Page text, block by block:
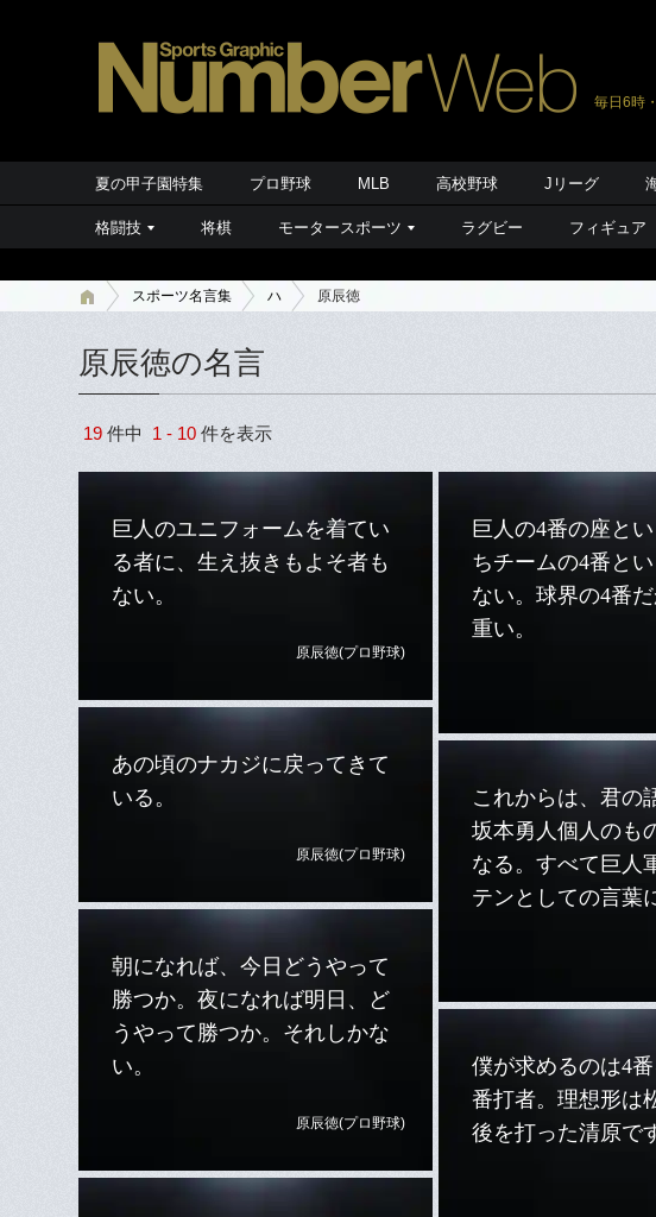
毎日6時
夏の甲子園特集 プロ野球 MLB 高校野球 Jリーグ
格闘技 将棋 モータースポーツ ラグビー フィギュア
スポーツ名言集 ハ 原辰徳
原辰徳の名言
19 件中 1 - 10 件を表示
巨人のユニフォームを着てい
る者に、生え抜きもよそ者も
ない。
原辰徳(プロ野球)
巨人の4番の座と
ちチームの4番と
ない。球界の4番
重い。
あの頃のナカジに戻ってきて
いる。
原辰徳(プロ野球)
これからは、君の
坂本勇人個人のも
なる。すべて巨人
テンとしての言葉
朝になれば、今日どうやって
勝つか。夜になれば明日、ど
うやって勝つか。それしかな
い。
原辰徳(プロ野球)
僕が求めるのは4
番打者。理想形は
後を打った清原で